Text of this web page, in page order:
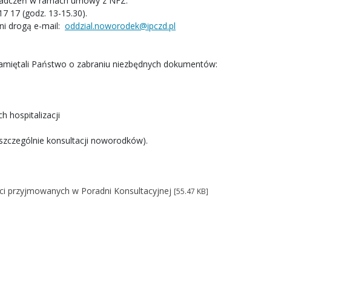
17 (godz. 13-15.30).
drogą e-mail: oddzial.noworodek@ipczd.pl
Państwo o zabraniu niezbędnych dokumentów:
hospitalizacji
konsultacji noworodków).
przyjmowanych w Poradni Konsultacyjnej [55.47 KB]